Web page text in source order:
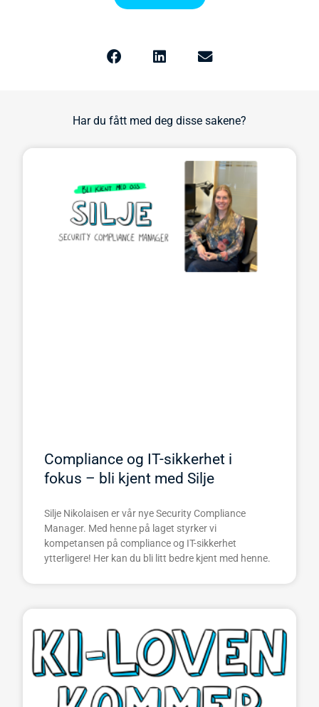
Har du fått med deg disse sakene?
Compliance og IT-sikkerhet i
fokus – bli kjent med Silje
Silje Nikolaisen er vår nye Security Compliance
Manager. Med henne på laget styrker vi
kompetansen på compliance og IT-sikkerhet
ytterligere! Her kan du bli litt bedre kjent med henne.